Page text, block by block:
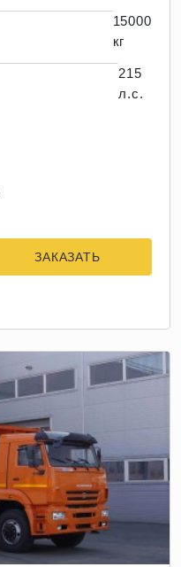
15000
кг
215
л.с.
ЗАКАЗАТЬ